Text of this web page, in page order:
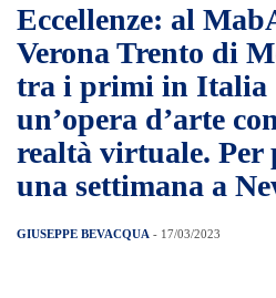
Eccellenze: al
Verona Trento di
tra i primi in Italia
un’opera d’arte
realtà virtuale. Per
una settimana a
GIUSEPPE BEVACQUA - 17/03/2023